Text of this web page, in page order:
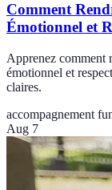
Comment
Émotionnel et
Apprenez comment
émotionnel et
claires.
accompagnement
Aug 7